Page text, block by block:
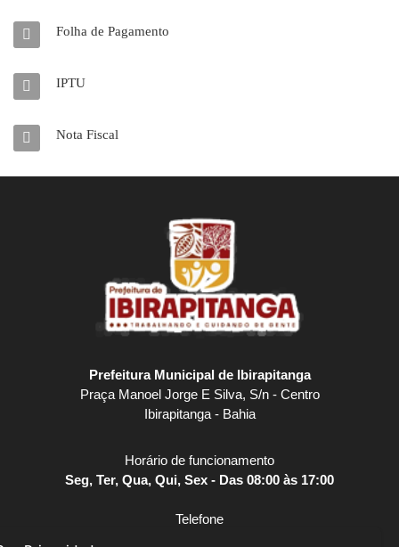
Folha de Pagamento
IPTU
Nota Fiscal
Prefeitura Municipal de Ibirapitanga
Praça Manoel Jorge E Silva, S/n - Centro
Ibirapitanga - Bahia
Horário de funcionamento
Seg, Ter, Qua, Qui, Sex - Das 08:00 às 17:00
Telefone